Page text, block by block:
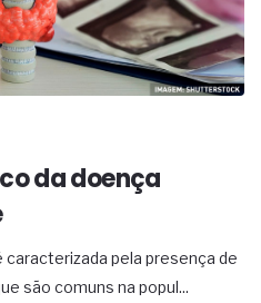
da doença
caracterizada pela presença de
são comuns na popul...